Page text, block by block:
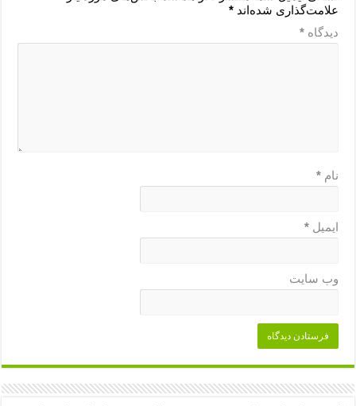
علامت‌گذاری شده‌اند*
دیدگاه*
نام*
ایمیل*
وب‌ سایت